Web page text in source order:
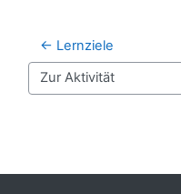
← Lernziele
Zur Aktivität
Ergänzungsblöcke